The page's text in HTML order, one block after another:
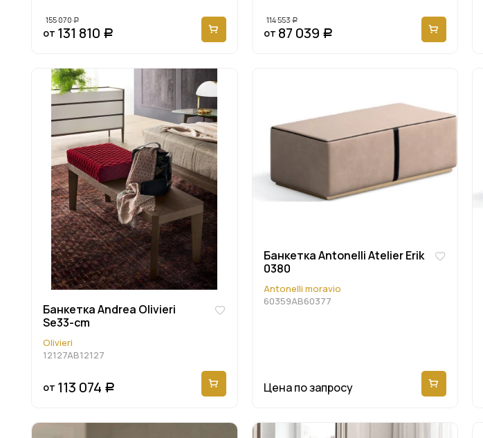
от
155 070 Р
131 810 Р от
114 553 Р
87 039 Р
Банкетка Andrea Olivieri
Se33-cm
Olivieri
12127AB12127
от 113 074 Р
Банкетка Antonelli Atelier Erik
0380
Antonelli moravio
60359AB60377
Цена по запросу